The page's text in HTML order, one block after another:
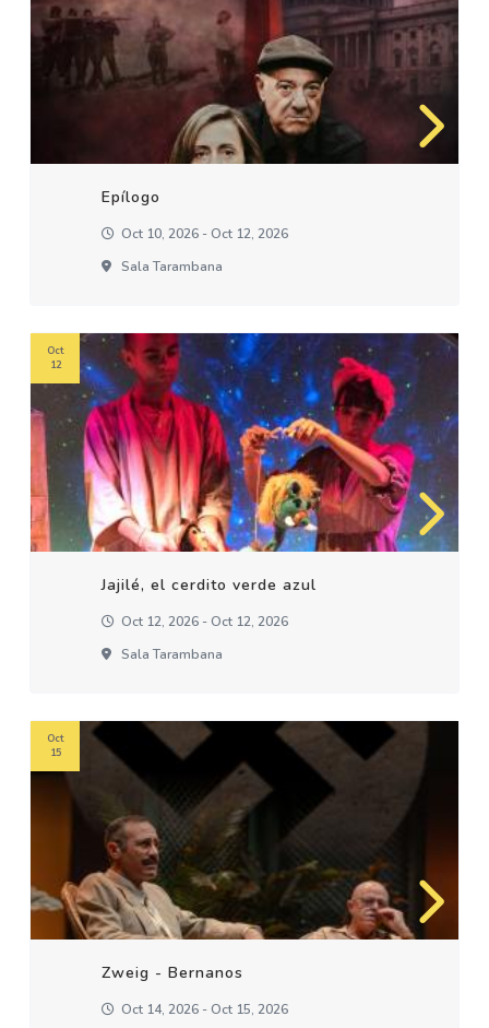
Epílogo
Oct 10, 2026 - Oct 12, 2026
Sala Tarambana
Jajilé, el cerdito verde azul
Oct 12, 2026 - Oct 12, 2026
Sala Tarambana
Oct
12
Zweig - Bernanos
Oct 14, 2026 - Oct 15, 2026
Oct
15